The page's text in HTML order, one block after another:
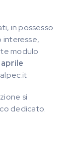
in possesso
interesse,
modulo
si
dedicato.